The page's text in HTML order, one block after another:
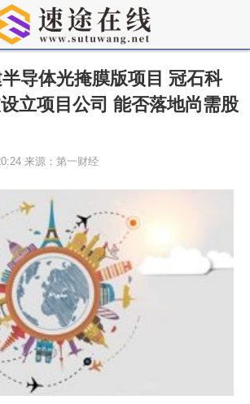
导体光掩膜版项目 冠石科
立项目公司 能否落地尚需股
来源：第一财经